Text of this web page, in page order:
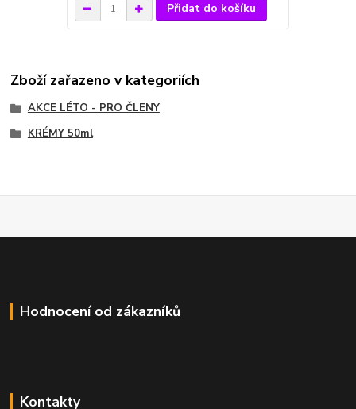
Přidat do košíku
Zboží zařazeno v kategoriích
AKCE LÉTO - PRO ČLENY
KRÉMY 50ml
Hodnocení od zákazníků
Kontakty